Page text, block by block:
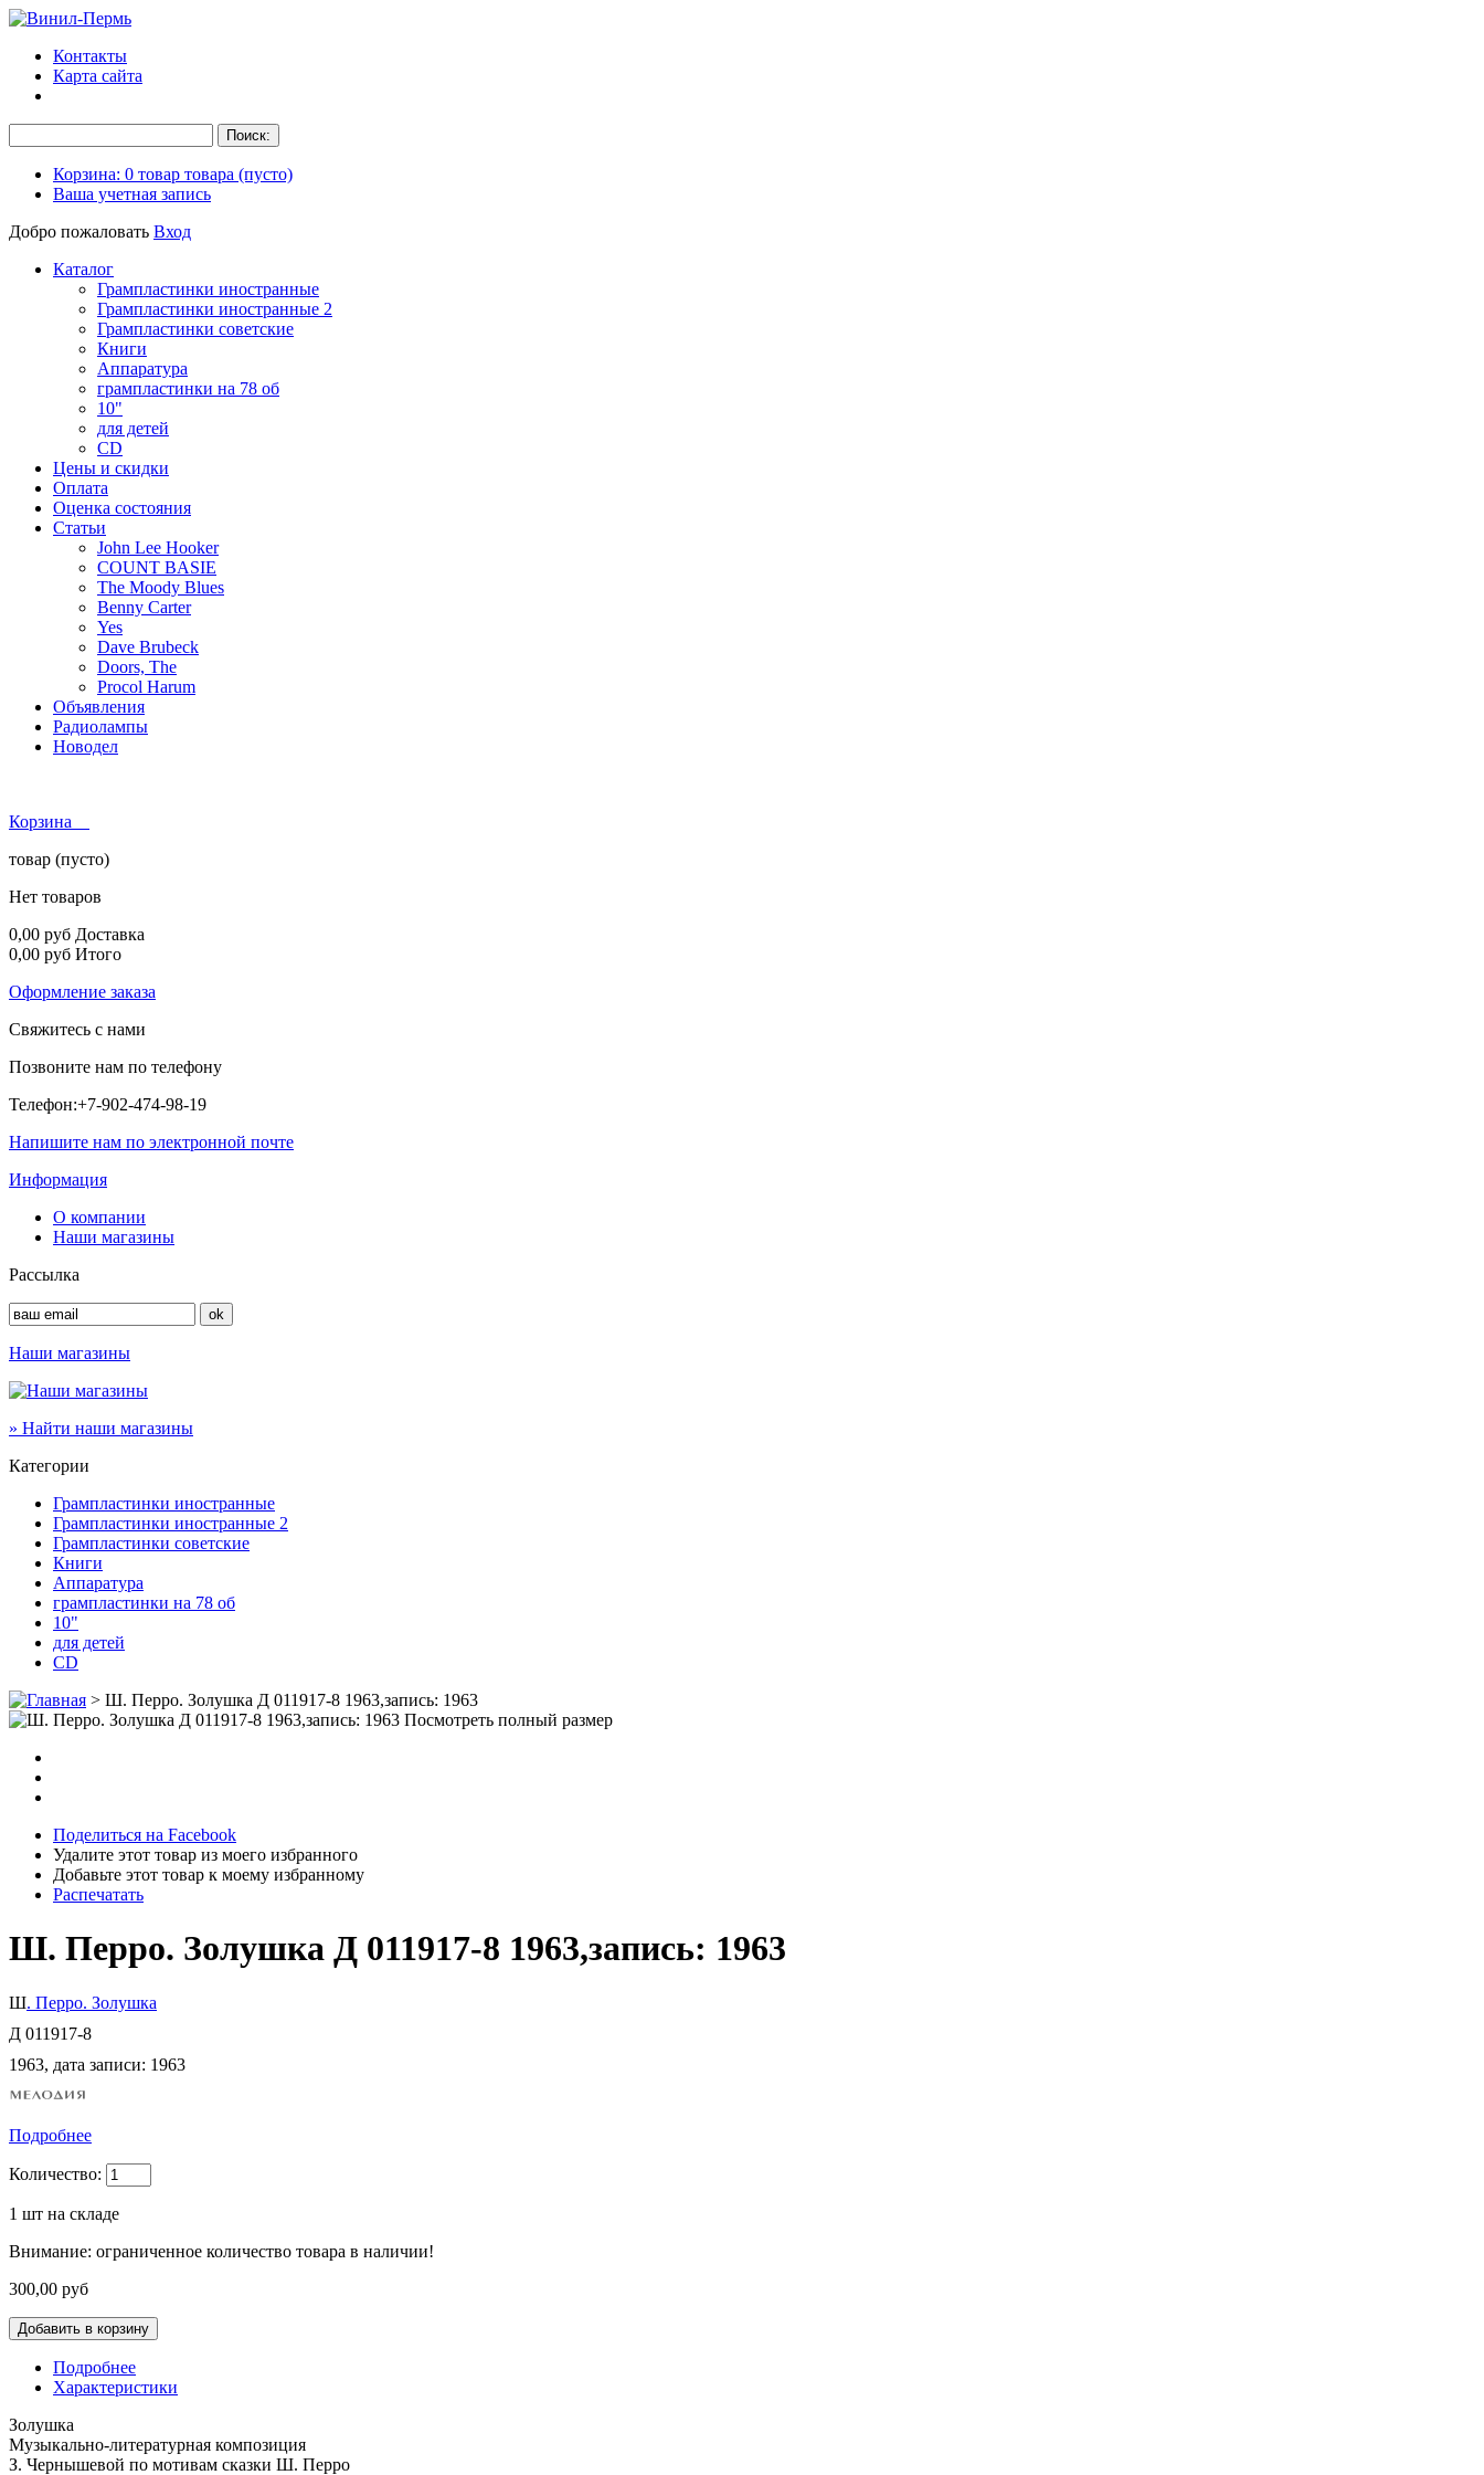
Контакты
Карта сайта
Корзина: 0 товар товара (пусто)
Ваша учетная запись
Добро пожаловать Вход
Каталог
Грампластинки иностранные
Грампластинки иностранные 2
Грампластинки советские
Книги
Аппаратура
грампластинки на 78 об
10"
для детей
CD
Цены и скидки
Оплата
Оценка состояния
Статьи
John Lee Hooker
COUNT BASIE
The Moody Blues
Benny Carter
Yes
Dave Brubeck
Doors, The
Procol Harum
Объявления
Радиолампы
Новодел
Корзина
товар (пусто)
Нет товаров
0,00 руб Доставка
0,00 руб Итого
Оформление заказа
Свяжитесь с нами
Позвоните нам по телефону
Телефон:+7-902-474-98-19
Напишите нам по электронной почте
Информация
О компании
Наши магазины
Рассылка
Наши магазины
» Найти наши магазины
Категории
Грампластинки иностранные
Грампластинки иностранные 2
Грампластинки советские
Книги
Аппаратура
грампластинки на 78 об
10"
для детей
CD
> Ш. Перро. Золушка Д 011917-8 1963,запись: 1963
Посмотреть полный размер
Поделиться на Facebook
Удалите этот товар из моего избранного
Добавьте этот товар к моему избранному
Распечатать
Ш. Перро. Золушка Д 011917-8 1963,запись: 1963
Ш. Перро. Золушка
Д 011917-8
1963, дата записи: 1963
Подробнее
Количество:
1 шт на складе
Внимание: ограниченное количество товара в наличии!
300,00 руб
Подробнее
Характеристики
Золушка
Музыкально-литературная композиция
З. Чернышевой по мотивам сказки Ш. Перро